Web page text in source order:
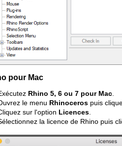
pour Mac
Rhino 5, 6 ou 7 pour Mac
le menu Rhinoceros puis
sur l'option Licences
la licence de Rhino puis